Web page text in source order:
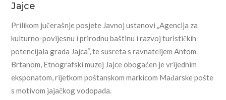
Jajce
Prilikom jučerašnje posjete Javnoj ustanovi „Agencija za
kulturno-povijesnu i prirodnu baštinu i razvoj turističkih
potencijala grada Jajca“, te susreta s ravnateljem Antom
Brtanom, Etnografski muzej Jajce obogaćen je vrijednim
eksponatom, rijetkom poštanskom markicom Mađarske pošte
s motivom jajačkog vodopada.